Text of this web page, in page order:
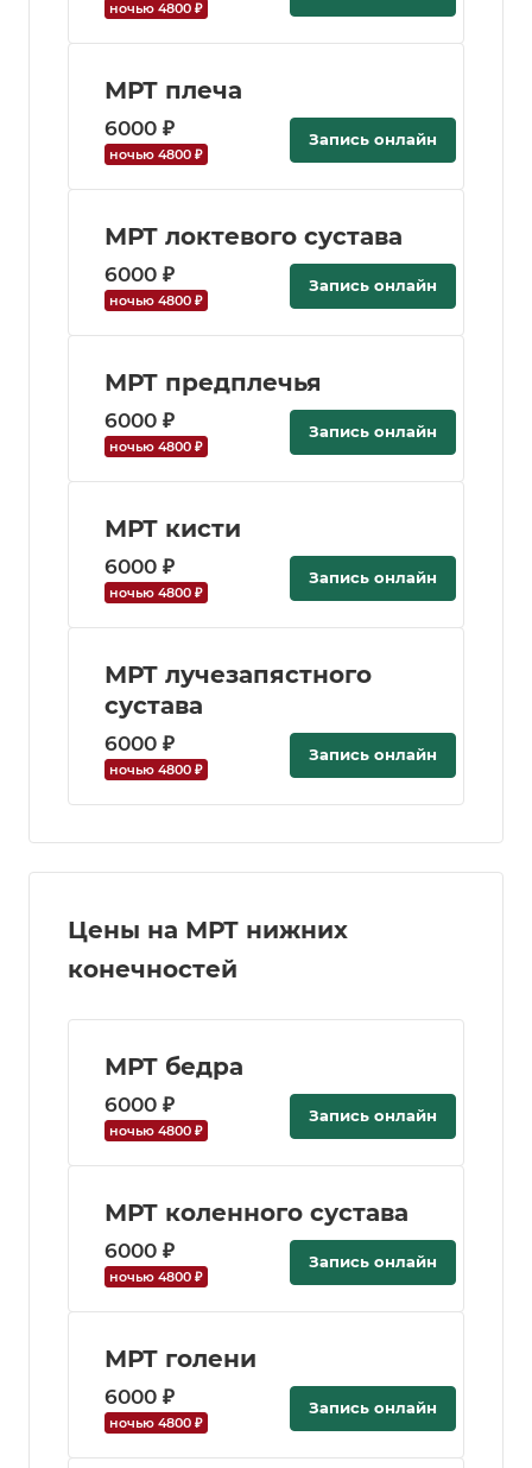
ночью 4800 ₽
МРТ плеча
6000 ₽
ночью 4800 ₽
Запись онлайн
МРТ локтевого сустава
6000 ₽
ночью 4800 ₽
Запись онлайн
МРТ предплечья
6000 ₽
ночью 4800 ₽
Запись онлайн
МРТ кисти
6000 ₽
ночью 4800 ₽
Запись онлайн
МРТ лучезапястного
сустава
6000 ₽
ночью 4800 ₽
Запись онлайн
Цены на МРТ нижних
конечностей
МРТ бедра
6000 ₽
ночью 4800 ₽
Запись онлайн
МРТ коленного сустава
6000 ₽
ночью 4800 ₽
Запись онлайн
МРТ голени
6000 ₽
ночью 4800 ₽
Запись онлайн